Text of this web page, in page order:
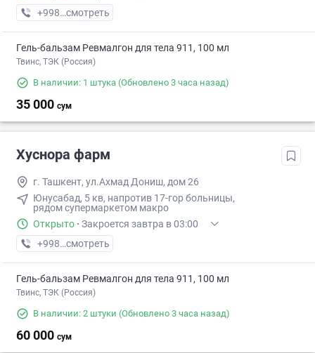
+998 (88) XXX-XX-XX
смотреть
Гель-бальзам Ревмалгон для тела 911, 100 мл
Твинс, ТЭК (Россия)
В наличии: 1 штука (Обновлено 3 часа назад)
35 000 сум
Хуснора фарм
г. Ташкент, ул.Ахмад Дониш, дом 26
Юнусабад, 5 кв, напротив 17-гор больницы,
рядом супермаркетом макро
Открыто · Закроется завтра в 03:00
+998 (99) XXX-XX-XX
смотреть
Гель-бальзам Ревмалгон для тела 911, 100 мл
Твинс, ТЭК (Россия)
В наличии: 2 штуки (Обновлено 3 часа назад)
60 000 сум